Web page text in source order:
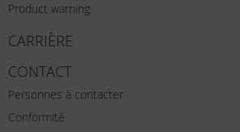
Product warning
CARRIÈRE
CONTACT
Personnes à contacter
Conformité